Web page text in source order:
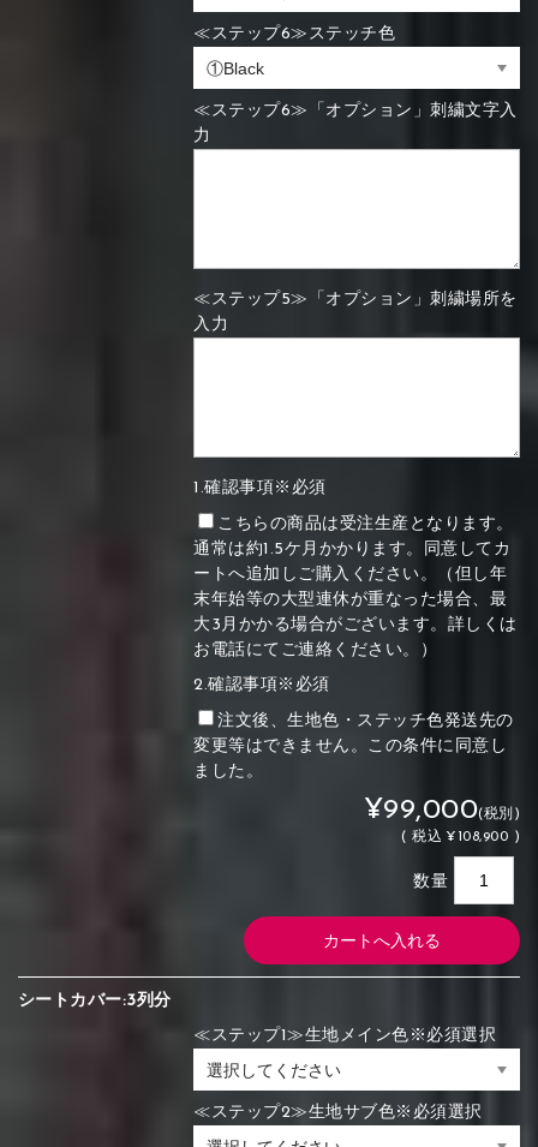
≪ステップ6≫ステッチ色
≪ステップ6≫「オプション」刺繍文字入
力
≪ステップ5≫「オプション」刺繍場所を
入力
1.確認事項※必須
こちらの商品は受注生産となります。
通常は約1.5ケ月かかります。同意してカ
ートへ追加しご購入ください。（但し年
末年始等の大型連休が重なった場合、最
大3月かかる場合がございます。詳しくは
お電話にてご連絡ください。）
2.確認事項※必須
注文後、生地色・ステッチ色発送先の
変更等はできません。この条件に同意し
ました。
¥99,000(税別)
(税込 ¥108,900 )
数量
シートカバー:3列分
≪ステップ1≫生地メイン色※必須選択
≪ステップ2≫生地サブ色※必須選択